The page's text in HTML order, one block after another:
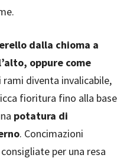
dalla chioma a
oppure come
rami diventa invalicabile,
fioritura fino alla base
potatura di
. Concimazioni
per una resa